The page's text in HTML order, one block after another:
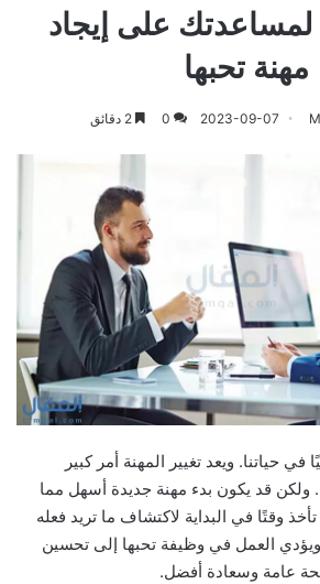
لمساعدتك على إيجاد
مهنة تحبها
2023-09-07
0
حياتنا. ويعد تغيير المهنة أمر كبير
قد يكون بدء مهنة جديدة أسهل مما
وقتًا في البداية لاكتشاف ما تريد فعله
العمل في وظيفة تحبها إلى تحسين
عامة وسعادة أفضل.